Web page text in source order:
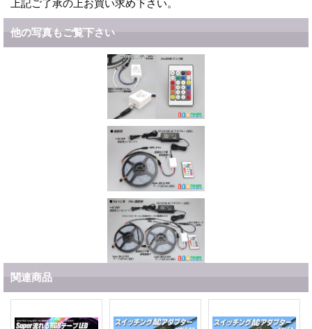
上記ご了承の上お買い求め下さい。
他の写真もご覧下さい
関連商品